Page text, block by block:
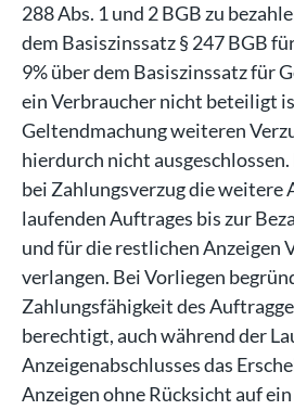
288 Abs. 1 und 2 BGB zu
dem Basiszinssatz § 247 BGB
9% über dem Basiszinssatz für
ein Verbraucher nicht beteiligt
Geltendmachung weiteren
hierdurch nicht
bei Zahlungsverzug die weitere
laufenden Auftrages bis zur
und für die restlichen Anzeigen
verlangen. Bei Vorliegen
Zahlungsfähigkeit des
berechtigt, auch während der
Anzeigenabschlusses das
Anzeigen ohne Rücksicht auf